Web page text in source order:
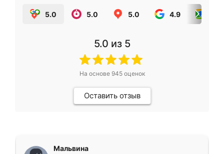
5.0 5.0 5.0 4.9
5.0 из 5
На основе 945оценок
Оставить отзыв
Мальвина